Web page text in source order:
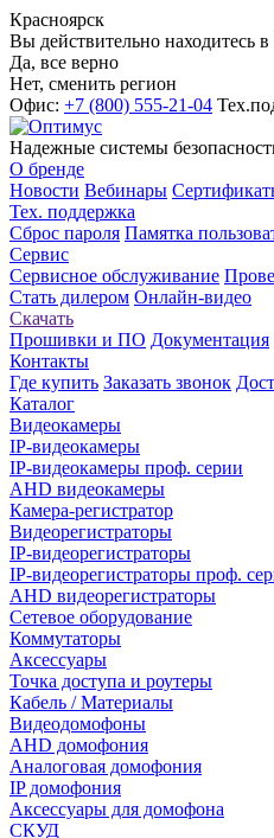
Красноярск
Вы действительно находитесь
Да, все верно
Нет, сменить регион
Офис: +7 (800) 555-21-04
Надежные системы
О бренде
Новости Вебинары
Тех. поддержка
Сброс пароля Памятка
Сервис
Сервисное обслуживание
Стать дилером Онлайн-видео
Скачать
Прошивки и ПО Документация
Контакты
Где купить Заказать звонок
Каталог
Видеокамеры
IP-видеокамеры
IP-видеокамеры проф. серии
AHD видеокамеры
Камера-регистратор
Видеорегистраторы
IP-видеорегистраторы
IP-видеорегистраторы проф.
AHD видеорегистраторы
Сетевое оборудование
Коммутаторы
Аксессуары
Точка доступа и роутеры
Кабель / Материалы
Видеодомофоны
AHD домофония
Аналоговая домофония
IP домофония
Аксессуары для домофона
СКУД